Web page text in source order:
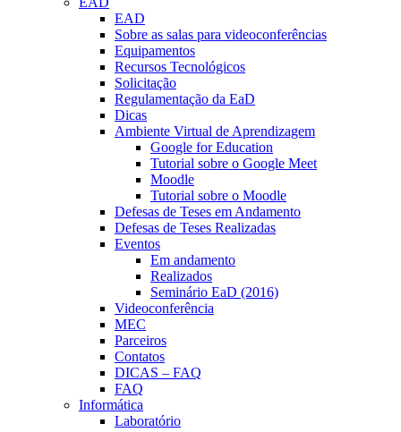
EAD
Sobre as salas para videoconferências
Equipamentos
Recursos Tecnológicos
Solicitação
Regulamentação da EaD
Dicas
Ambiente Virtual de Aprendizagem
Google for Education
Tutorial sobre o Google Meet
Moodle
Tutorial sobre o Moodle
Defesas de Teses em Andamento
Defesas de Teses Realizadas
Eventos
Em andamento
Realizados
Seminário EaD (2016)
Videoconferência
MEC
Parceiros
Contatos
DICAS – FAQ
FAQ
Informática
Laboratório